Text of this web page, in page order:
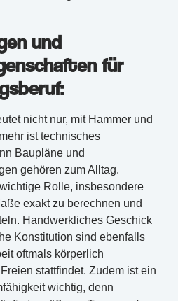
und
für
nicht nur, mit Hammer und
ist technisches
Baupläne und
gehören zum Alltag.
Rolle, insbesondere
exakt zu berechnen und
Handwerkliches Geschick
Konstitution sind ebenfalls
oftmals körperlich
stattfindet. Zudem ist ein
wichtig, denn